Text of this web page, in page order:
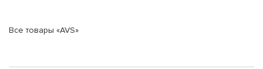
Все товары «AVS»